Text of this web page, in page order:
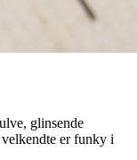
glinsende
er funky i